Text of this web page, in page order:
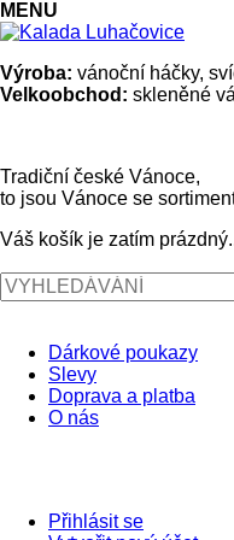
MENU
Výroba: vánoční háčky,
Velkoobchod: skleněné
Tradiční české Vánoce,
to jsou Vánoce se
Váš košík je zatím
Dárkové poukazy
Slevy
Doprava a platba
O nás
Přihlásit se